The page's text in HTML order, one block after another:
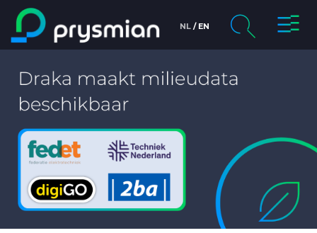
ga naar de
hoofdinhoud
NL EN
Zoeken
Company
Markets
Producten & Services chevron_right
Draka chevron_right